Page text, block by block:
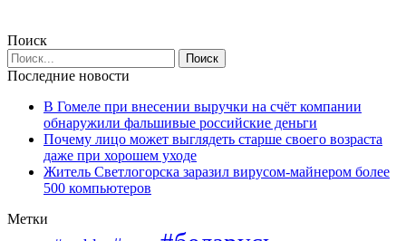
Поиск
Последние новости
В Гомеле при внесении выручки на счёт компании
обнаружили фальшивые российские деньги
Почему лицо может выглядеть старше своего возраста
даже при хорошем уходе
Житель Светлогорска заразил вирусом-майнером более
500 компьютеров
Метки